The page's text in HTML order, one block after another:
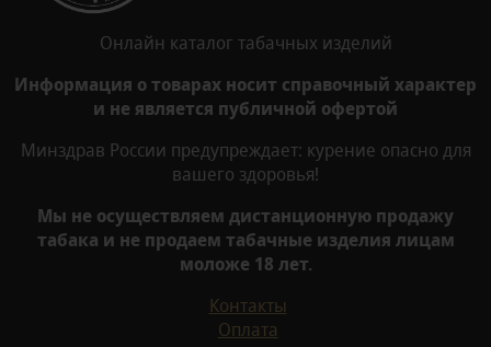
Онлайн каталог табачных изделий
Информация о товарах носит справочный характер
и не является публичной офертой
Минздрав России предупреждает: курение опасно для
вашего здоровья!
Мы не осуществляем дистанционную продажу
табака и не продаем табачные изделия лицам
моложе 18 лет.
Контакты
Оплата